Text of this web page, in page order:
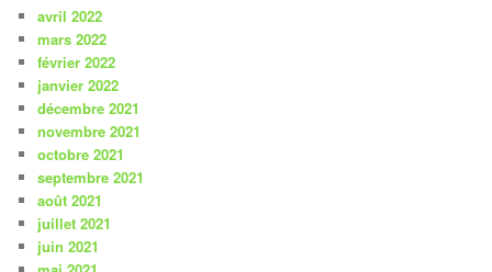
avril 2022
mars 2022
février 2022
janvier 2022
décembre 2021
novembre 2021
octobre 2021
septembre 2021
août 2021
juillet 2021
juin 2021